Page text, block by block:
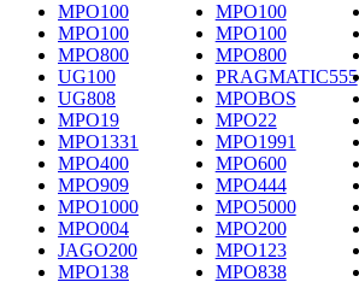
MPO100 MPO100
MPO100
MPO100
MPO800
MPO800
UG100
PRAGMATIC555
UG808
MPOBOS
MPO19
MPO22
MPO1331
MPO1991
MPO400
MPO600
MPO909
MPO444
MPO1000
MPO5000
MPO004
MPO200
JAGO200
MPO123
MPO138
MPO838